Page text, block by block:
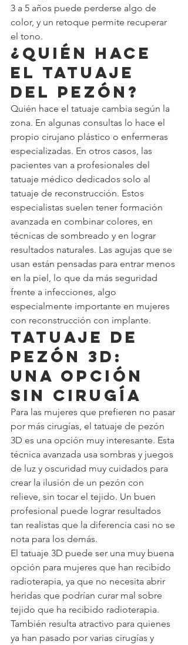
3 a 5 años puede perderse algo de
color, y un retoque permite recuperar
el tono.
¿Quién hace
el tatuaje
del pezón?
Quién hace el tatuaje cambia según la
zona. En algunas consultas lo hace el
propio cirujano plástico o enfermeras
especializadas. En otros casos, las
pacientes van a profesionales del
tatuaje médico dedicados solo al
tatuaje de reconstrucción. Estos
especialistas suelen tener formación
avanzada en combinar colores, en
técnicas de sombreado y en lograr
resultados naturales. Las agujas que se
usan están pensadas para entrar menos
en la piel, lo que da más seguridad
frente a infecciones, algo
especialmente importante en mujeres
con reconstrucción con implante.
Tatuaje de
pezón 3D:
una opción
sin cirugía
Para las mujeres que prefieren no pasar
por más cirugías, el tatuaje de pezón
3D es una opción muy interesante. Esta
técnica avanzada usa sombras y juegos
de luz y oscuridad muy cuidados para
crear la ilusión de un pezón con
relieve, sin tocar el tejido. Un buen
profesional puede lograr resultados
tan realistas que la diferencia casi no se
nota para los demás.
El tatuaje 3D puede ser una muy buena
opción para mujeres que han recibido
radioterapia, ya que no necesita abrir
heridas que podrían curar mal sobre
tejido que ha recibido radioterapia.
También resulta atractivo para quienes
ya han pasado por varias cirugías y